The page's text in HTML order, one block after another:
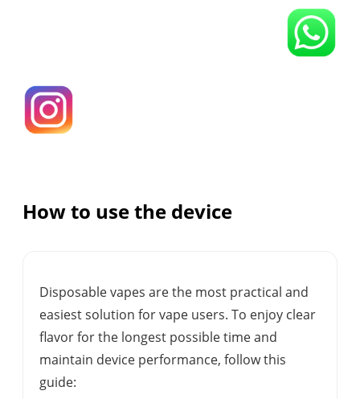
How to use the device
Disposable vapes are the most practical and
easiest solution for vape users. To enjoy clear
flavor for the longest possible time and
maintain device performance, follow this
guide: